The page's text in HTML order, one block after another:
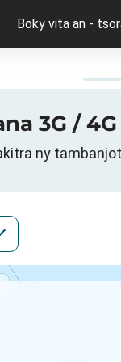
Boky vita an -
3G /
ny